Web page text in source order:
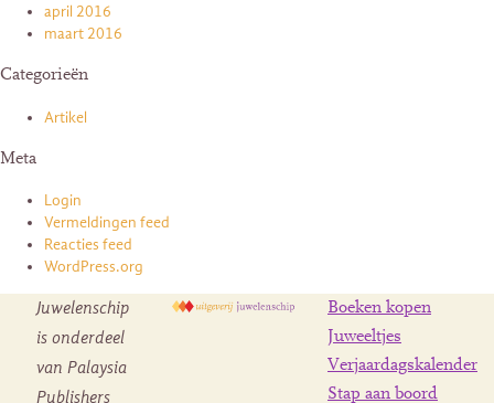
april 2016
maart 2016
Categorieën
Artikel
Meta
Login
Vermeldingen feed
Reacties feed
WordPress.org
Juwelenschip
is onderdeel
van Palaysia
Publishers
Boeken kopen
Juweeltjes
Verjaardagskalender
Stap aan boord